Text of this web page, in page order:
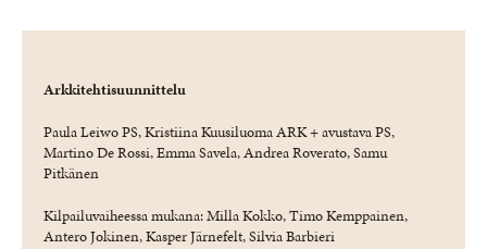
Arkkitehtisuunnittelu
Paula Leiwo PS, Kristiina Kuusiluoma ARK + avustava PS,
Martino De Rossi, Emma Savela, Andrea Roverato, Samu
Pitkänen
Kilpailuvaiheessa mukana: Milla Kokko, Timo Kemppainen,
Antero Jokinen, Kasper Järnefelt, Silvia Barbieri